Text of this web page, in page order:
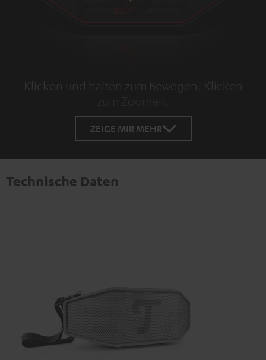
Klicken und halten zum Bewegen. Klicken
ZEIGE MIR MEHR
Technische Daten